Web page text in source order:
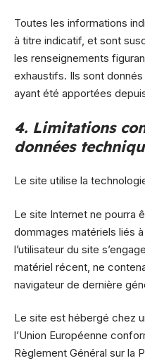
Toutes les informations
à titre indicatif, et sont
les renseignements
exhaustifs. Ils sont
ayant été apportées
4. Limitations
données
Le site utilise la
Le site Internet ne pourra
dommages matériels liés à
l’utilisateur du site
matériel récent, ne
navigateur de dernière
Le site est hébergé chez
l’Union Européenne
Règlement Général sur la